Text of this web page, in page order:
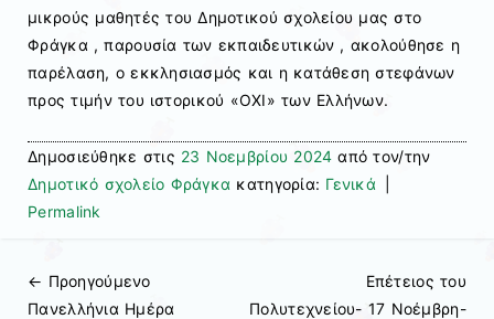
μικρούς μαθητές του Δημοτικού σχολείου μας στο
Φράγκα , παρουσία των εκπαιδευτικών , ακολούθησε η
παρέλαση, ο εκκλησιασμός και η κατάθεση στεφάνων
προς τιμήν του ιστορικού «ΟΧΙ» των Ελλήνων.
Δημοσιεύθηκε στις 23 Νοεμβρίου 2024 από τον/την
Δημοτικό σχολείο Φράγκα κατηγορία: Γενικά
Permalink
Πλοήγηση άρθρων
← Προηγούμενo
Πανελλήνια Ημέρα
Επέτειος του
Πολυτεχνείου- 17 Νοέμβρη-